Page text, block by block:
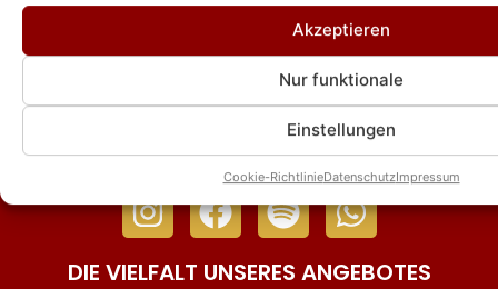
Akzeptieren
Nur funktionale
Einstellungen
Cookie-RichtlinieDatenschutzImpressum
DIE VIELFALT UNSERES ANGEBOTES